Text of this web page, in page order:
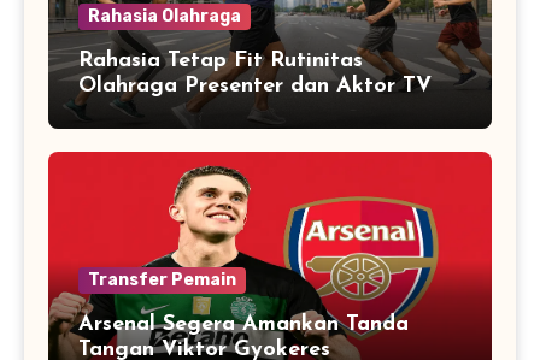
Rahasia Olahraga
Rahasia Tetap Fit Rutinitas
Olahraga Presenter dan Aktor TV
Transfer Pemain
Arsenal Segera Amankan Tanda
Tangan Viktor Gyokeres